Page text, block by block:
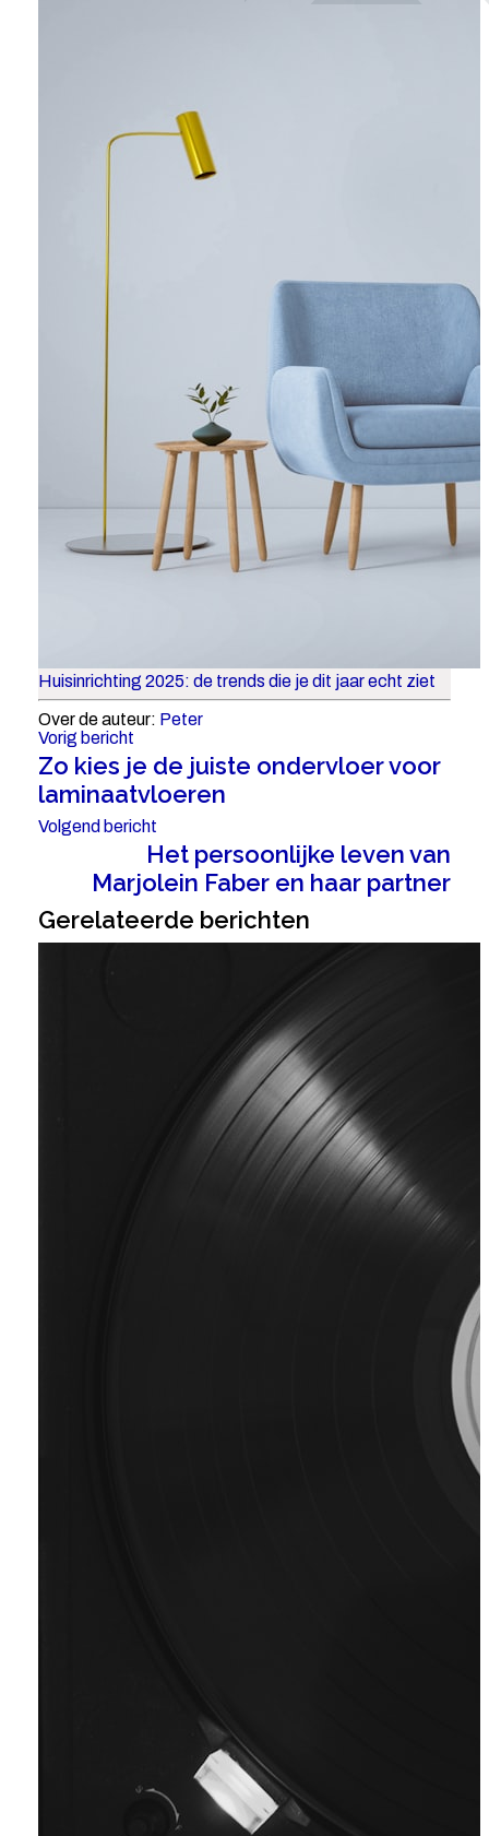
Huisinrichting 2025: de trends die je dit jaar echt ziet
Over de auteur: Peter
Vorig bericht
Zo kies je de juiste ondervloer voor
laminaatvloeren
Volgend bericht
Het persoonlijke leven van
Marjolein Faber en haar partner
Gerelateerde berichten